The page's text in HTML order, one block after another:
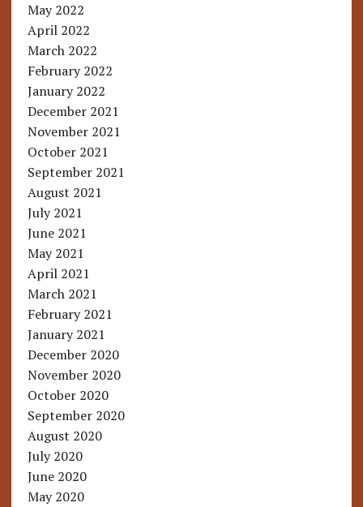
May 2022
April 2022
March 2022
February 2022
January 2022
December 2021
November 2021
October 2021
September 2021
August 2021
July 2021
June 2021
May 2021
April 2021
March 2021
February 2021
January 2021
December 2020
November 2020
October 2020
September 2020
August 2020
July 2020
June 2020
May 2020